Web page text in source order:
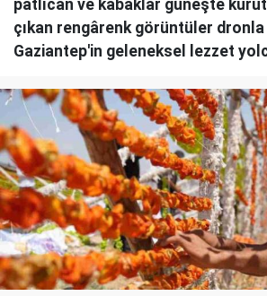
patlıcan ve kabaklar güneşte
çıkan rengârenk görüntüler
Gaziantep'in geleneksel lezzet